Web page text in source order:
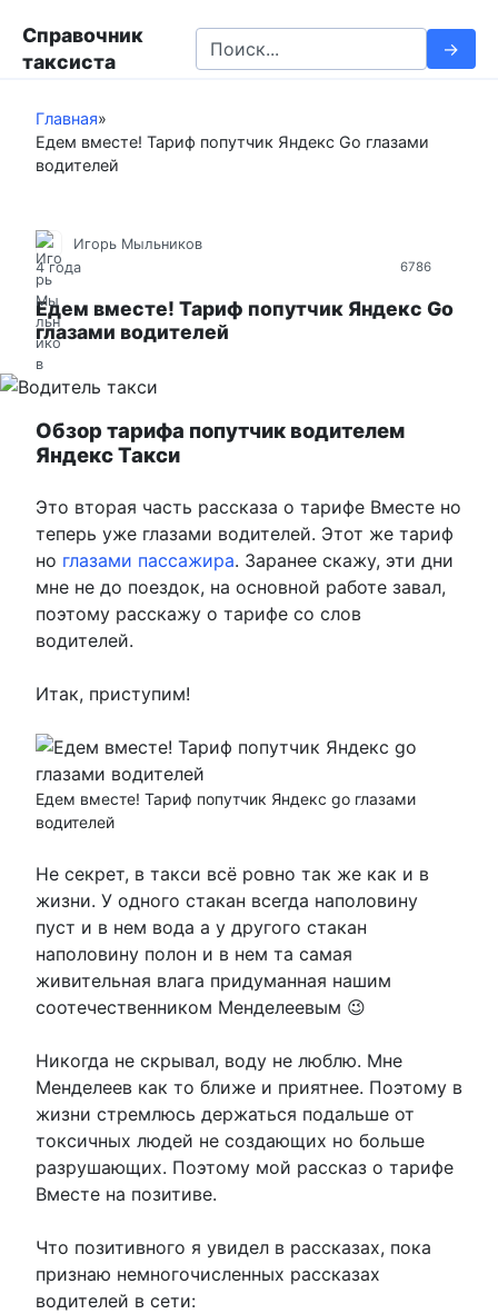
т
Справочник
таксиста
e
c
r
Главная»
Едем вместе! Тариф попутчик Яндекс Go глазами
водителей
6786
Игорь Мыльников
4 года
Едем вместе! Тариф попутчик Яндекс Go
глазами водителей
Обзор тарифа попутчик водителем
Яндекс Такси
Это вторая часть рассказа о тарифе Вместе но
теперь уже глазами водителей. Этот же тариф
но глазами пассажира. Заранее скажу, эти дни
мне не до поездок, на основной работе завал,
поэтому расскажу о тарифе со слов
водителей.
Итак, приступим!
Едем вместе! Тариф попутчик Яндекс go глазами
водителей
Не секрет, в такси всё ровно так же как и в
жизни. У одного стакан всегда наполовину
пуст и в нем вода а у другого стакан
наполовину полон и в нем та самая
живительная влага придуманная нашим
соотечественником Менделеевым 😉
Никогда не скрывал, воду не люблю. Мне
Менделеев как то ближе и приятнее. Поэтому в
жизни стремлюсь держаться подальше от
токсичных людей не создающих но больше
разрушающих. Поэтому мой рассказ о тарифе
Вместе на позитиве.
Что позитивного я увидел в рассказах, пока
признаю немногочисленных рассказах
водителей в сети: